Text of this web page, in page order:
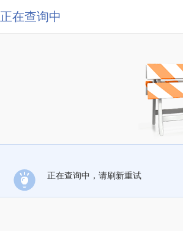
正在查询中
正在查询中，请刷新重试